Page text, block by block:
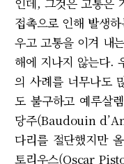
접촉으로 인해 발생
우고 고통을 이겨 내
해에 지나지 않는다.
의 사례를 너무나도
도 불구하고 예루살
당주(Baudouin
다리를 절단했지만
토리우스(Oscar